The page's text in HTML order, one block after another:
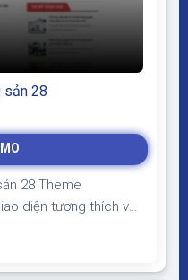
28
28 Theme
diện tương thích với
SEO, load nhanh nhẹ